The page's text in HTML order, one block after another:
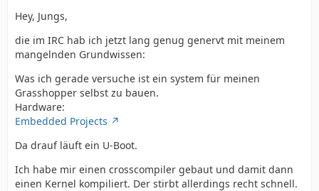
Hey, Jungs,
die im IRC hab ich jetzt lang genug genervt mit meinem
mangelnden Grundwissen:
Was ich gerade versuche ist ein system für meinen
Grasshopper selbst zu bauen.
Hardware:
Embedded Projects
Da drauf läuft ein U-Boot.
Ich habe mir einen crosscompiler gebaut und damit dann
einen Kernel kompiliert. Der stirbt allerdings recht schnell.